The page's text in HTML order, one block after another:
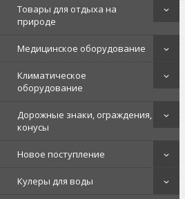
Товары для отдыха на
природе
Медицинское оборудование
Климатическое
оборудование
Дорожные знаки, ограждения,
конусы
Новое поступление
Кулеры для воды